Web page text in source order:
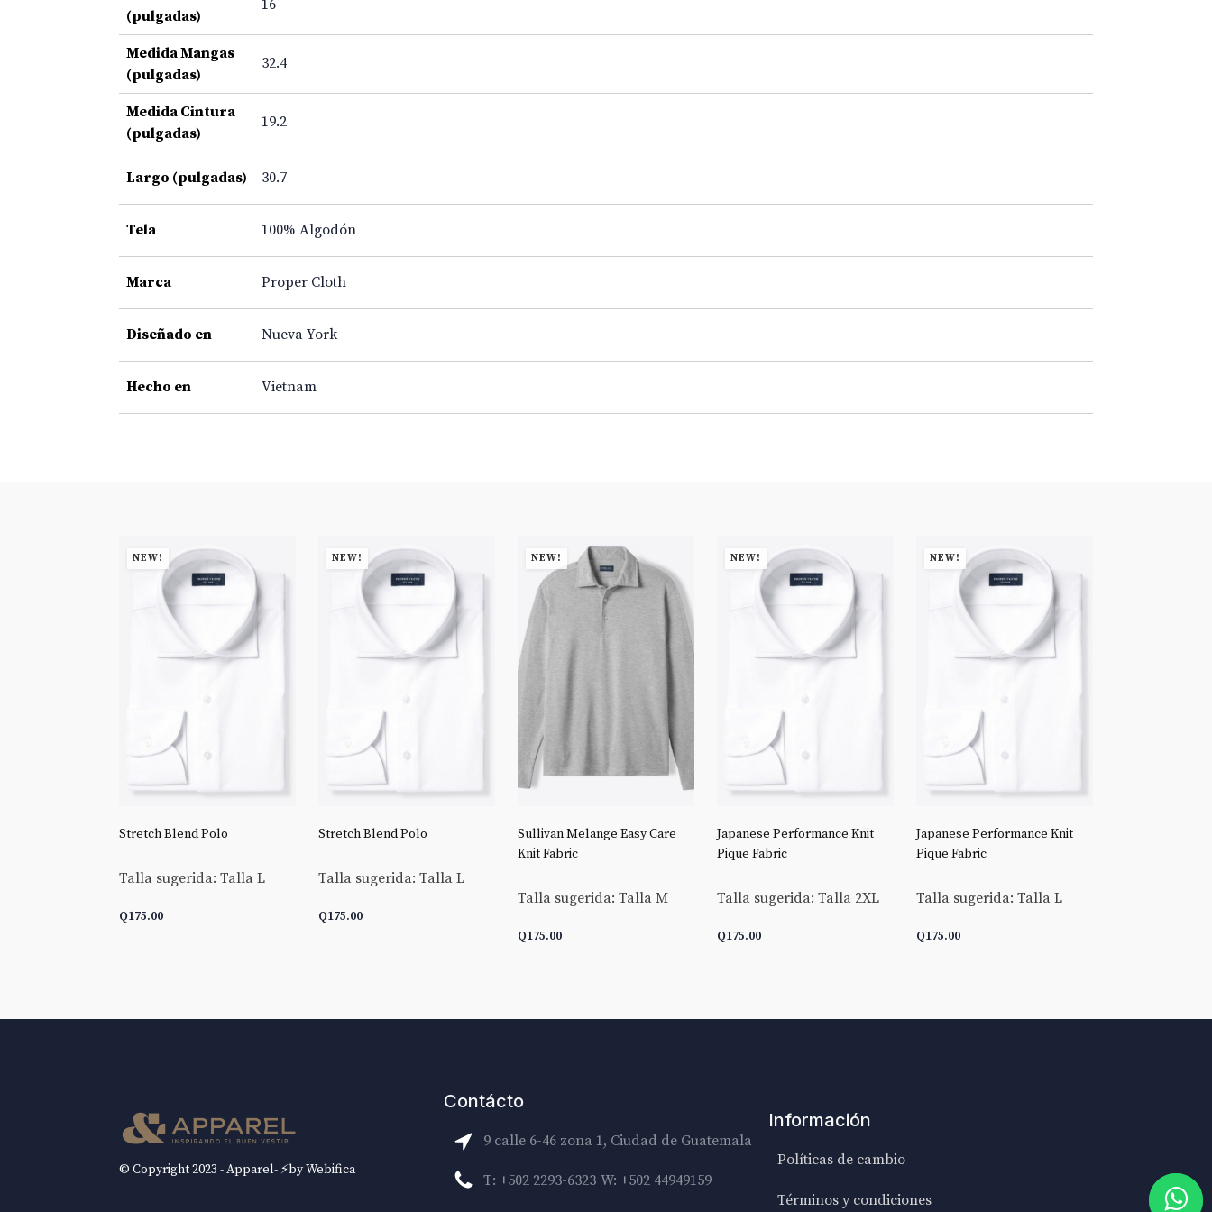
(pulgadas)
16
Medida Mangas
(pulgadas)
32.4
Medida Cintura
(pulgadas)
19.2
Largo (pulgadas) 30.7
Tela 100% Algodón
Marca Proper Cloth
Diseñado en Nueva York
Hecho en Vietnam
NEW!
Stretch Blend Polo
Talla sugerida: Talla L
Q175.00
NEW!
Stretch Blend Polo
Talla sugerida: Talla L
Q175.00
NEW!
Sullivan Melange Easy Care
Knit Fabric
Talla sugerida: Talla M
Q175.00
NEW!
Japanese Performance Knit
Pique Fabric
Talla sugerida: Talla 2XL
Q175.00
NEW!
Japanese Performance Knit
Pique Fabric
Talla sugerida: Talla L
Q175.00
© Copyright 2023 - Apparel- ⚡by Webifica
Contácto
9 calle 6-46 zona 1, Ciudad de Guatemala
T: +502 2293-6323 W: +502 44949159
Información
Políticas de cambio
Términos y condiciones